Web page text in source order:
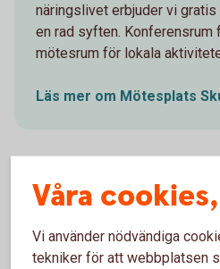
näringslivet erbjuder vi
en rad syften. Konferensrum
mötesrum för lokala
Läs mer om Mötesplats
Våra
Vi använder nödvändiga
tekniker för att webbplatsen